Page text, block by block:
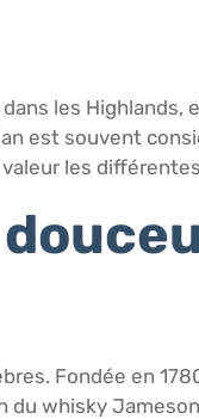
les Highlands,
est souvent
les
Fondée en
whisky